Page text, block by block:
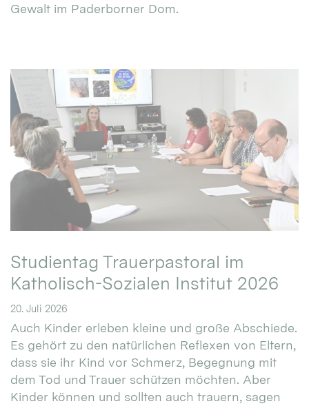
Gewalt im Paderborner Dom.
Studientag Trauerpastoral im
Katholisch-Sozialen Institut 2026
20. Juli 2026
Auch Kinder erleben kleine und große Abschiede.
Es gehört zu den natürlichen Reflexen von Eltern,
dass sie ihr Kind vor Schmerz, Begegnung mit
dem Tod und Trauer schützen möchten. Aber
Kinder können und sollten auch trauern, sagen